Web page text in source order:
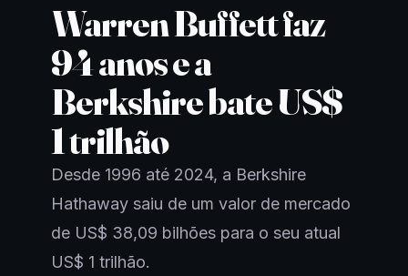
Warren Buffett faz
94 anos e a
Berkshire bate US$
1 trilhão
Desde 1996 até 2024, a Berkshire
Hathaway saiu de um valor de mercado
de US$ 38,09 bilhões para o seu atual
US$ 1 trilhão.